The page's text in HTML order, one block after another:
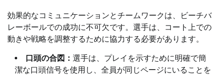
効果的なコミュニケーションとチームワークは、ビーチバ
レーボールでの成功に不可欠です。選手は、コート上での
動きや戦略を調整するために協力する必要があります。
口頭の合図： 選手は、プレイを示すために明確で簡
潔な口頭信号を使用し、全員が同じページにいることを